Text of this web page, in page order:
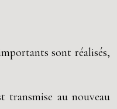
sont réalisés,
transmise au nouveau